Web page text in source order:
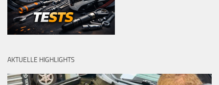
AKTUELLE HIGHLIGHTS